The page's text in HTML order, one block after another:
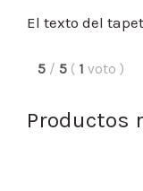
El texto del
5 / 5 ( 1 voto )
Productos